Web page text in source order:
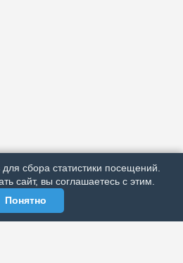
сбора статистики посещений.
сайт, вы соглашаетесь с этим.
Понятно